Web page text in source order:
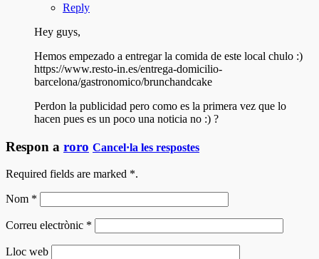
Reply
Hey guys,
Hemos empezado a entregar la comida de este local chulo :)
https://www.resto-in.es/entrega-domicilio-
barcelona/gastronomico/brunchandcake
Perdon la publicidad pero como es la primera vez que lo
hacen pues es un poco una noticia no :) ?
Respon a roro Cancel·la les respostes
Required fields are marked *.
Nom *
Correu electrònic *
Lloc web